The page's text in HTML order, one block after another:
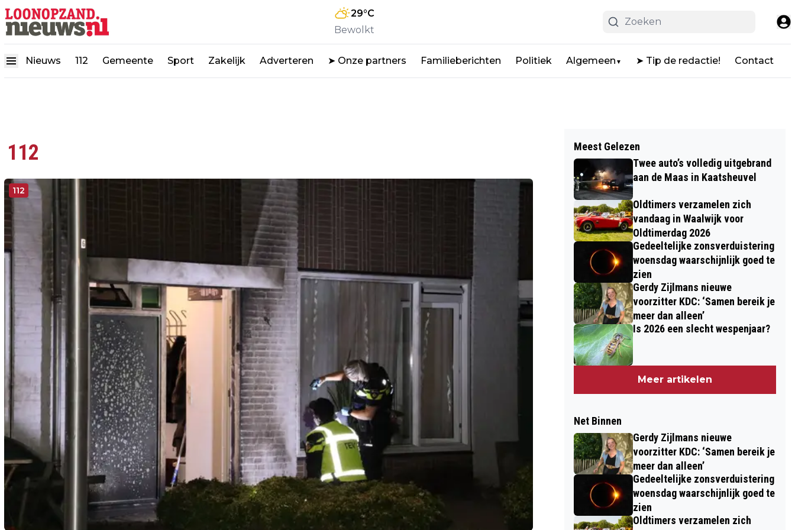
29°C
Bewolkt
Nieuws 112 Gemeente Sport Zakelijk Adverteren ➤ Onze partners Familieberichten Politiek Algemeen ▼ ➤ Tip de redactie! Contact
112
112
Meest Gelezen
Twee auto’s volledig uitgebrand
aan de Maas in Kaatsheuvel
Oldtimers verzamelen zich
vandaag in Waalwijk voor
Oldtimerdag 2026
Gedeeltelijke zonsverduistering
woensdag waarschijnlijk goed te
zien
Gerdy Zijlmans nieuwe
voorzitter KDC: ‘Samen bereik je
meer dan alleen’
Is 2026 een slecht wespenjaar?
Meer artikelen
Net Binnen
Gerdy Zijlmans nieuwe
voorzitter KDC: ‘Samen bereik je
meer dan alleen’
Gedeeltelijke zonsverduistering
woensdag waarschijnlijk goed te
zien
Oldtimers verzamelen zich